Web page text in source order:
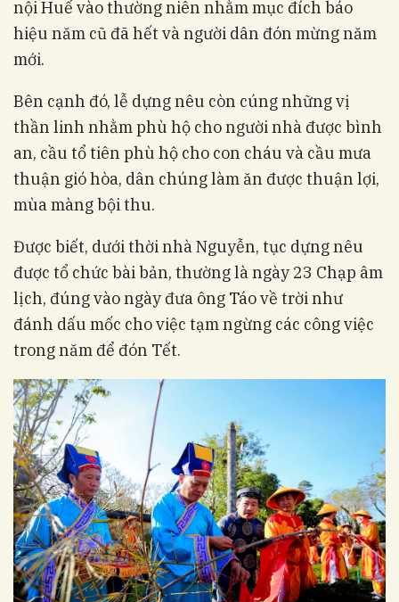
nội Huế vào thường niên nhằm mục đích báo
hiệu năm cũ đã hết và người dân đón mừng năm
mới.
Bên cạnh đó, lễ dựng nêu còn cúng những vị
thần linh nhằm phù hộ cho người nhà được bình
an, cầu tổ tiên phù hộ cho con cháu và cầu mưa
thuận gió hòa, dân chúng làm ăn được thuận lợi,
mùa màng bội thu.
Được biết, dưới thời nhà Nguyễn, tục dựng nêu
được tổ chức bài bản, thường là ngày 23 Chạp âm
lịch, đúng vào ngày đưa ông Táo về trời như
đánh dấu mốc cho việc tạm ngừng các công việc
trong năm để đón Tết.